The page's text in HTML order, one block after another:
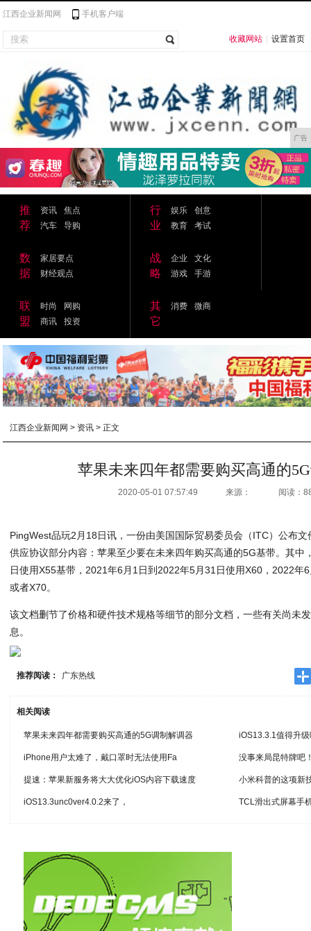
江西企业新闻网 手机客户端
收藏网站 设置首页
广告
推
荐
资讯
焦点
汽车
导购
行
业
娱乐
创意
教育
考试
数
据
家居要点
财经观点
战
略
企业
文化
游戏
手游
联
盟
时尚
网购
商讯
投资
其
它
消费 微商
江西企业新闻网 > 资讯 > 正文
苹果未来四年都需要购买高通的
2020-05-01 07:57:49 来源： 阅读：
PingWest品玩2月18日讯，一份由美国国际贸易委员会（ITC）公布
供应协议部分内容：苹果至少要在未来四年购买高通的5G基带。其
日使用X55基带，2021年6月1日到2022年5月31日使用X60，2022年
或者X70。
该文档删节了价格和硬件技术规格等细节的部分文档，一些有关尚未
息。
推荐阅读： 广东热线
相关阅读
苹果未来四年都需要购买高通的5G调制解调器 iOS13.3.1值得升
iPhone用户太难了，戴口罩时无法使用Fa 没事来局昆特牌吧
提速：苹果新服务将大大优化iOS内容下载速度 小米科普的这项新
iOS13.3unc0ver4.0.2来了， TCL滑出式屏幕手